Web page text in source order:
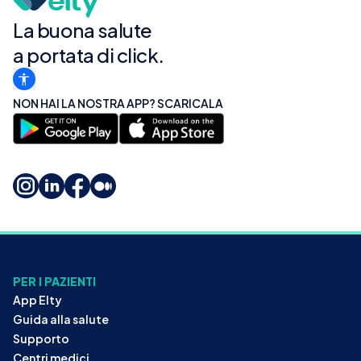
La buona salute
a portata di click.
NON HAI LA NOSTRA APP? SCARICALA
PER I PAZIENTI
App Elty
Guida alla salute
Supporto
Centri medici